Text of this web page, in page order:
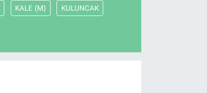
KALE (M) KULUNCAK